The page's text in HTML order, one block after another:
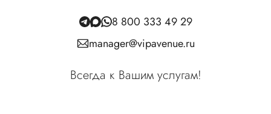
8 800 333 49 29
manager@vipavenue.ru
Всегда к Вашим услугам!